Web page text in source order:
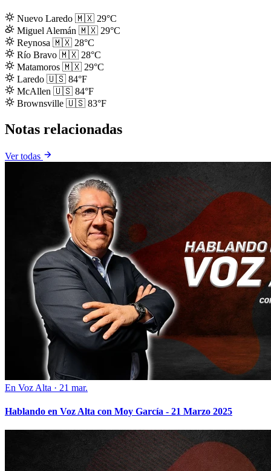
Nuevo Laredo 🇲🇽 29°C
Miguel Alemán 🇲🇽 29°C
Reynosa 🇲🇽 28°C
Río Bravo 🇲🇽 28°C
Matamoros 🇲🇽 29°C
Laredo 🇺🇸 84°F
McAllen 🇺🇸 84°F
Brownsville 🇺🇸 83°F
Notas relacionadas
Ver todas
En Voz Alta · 21 mar.
Hablando en Voz Alta con Moy García - 21 Marzo 2025